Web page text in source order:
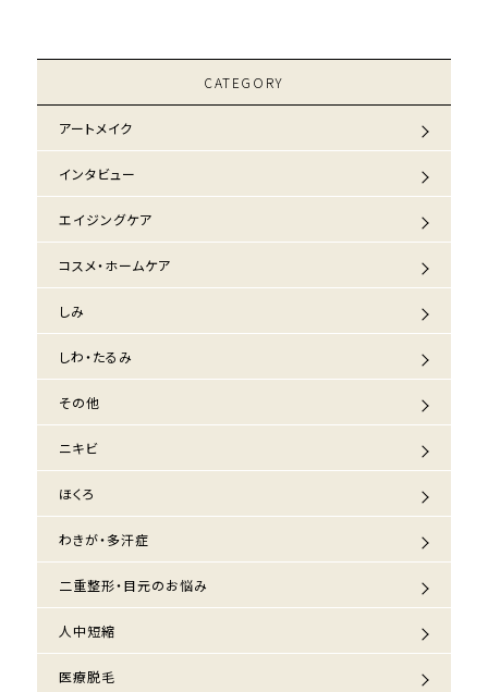
CATEGORY
アートメイク
インタビュー
エイジングケア
コスメ・ホームケア
しみ
しわ・たるみ
その他
ニキビ
ほくろ
わきが・多汗症
二重整形・目元のお悩み
人中短縮
医療脱毛